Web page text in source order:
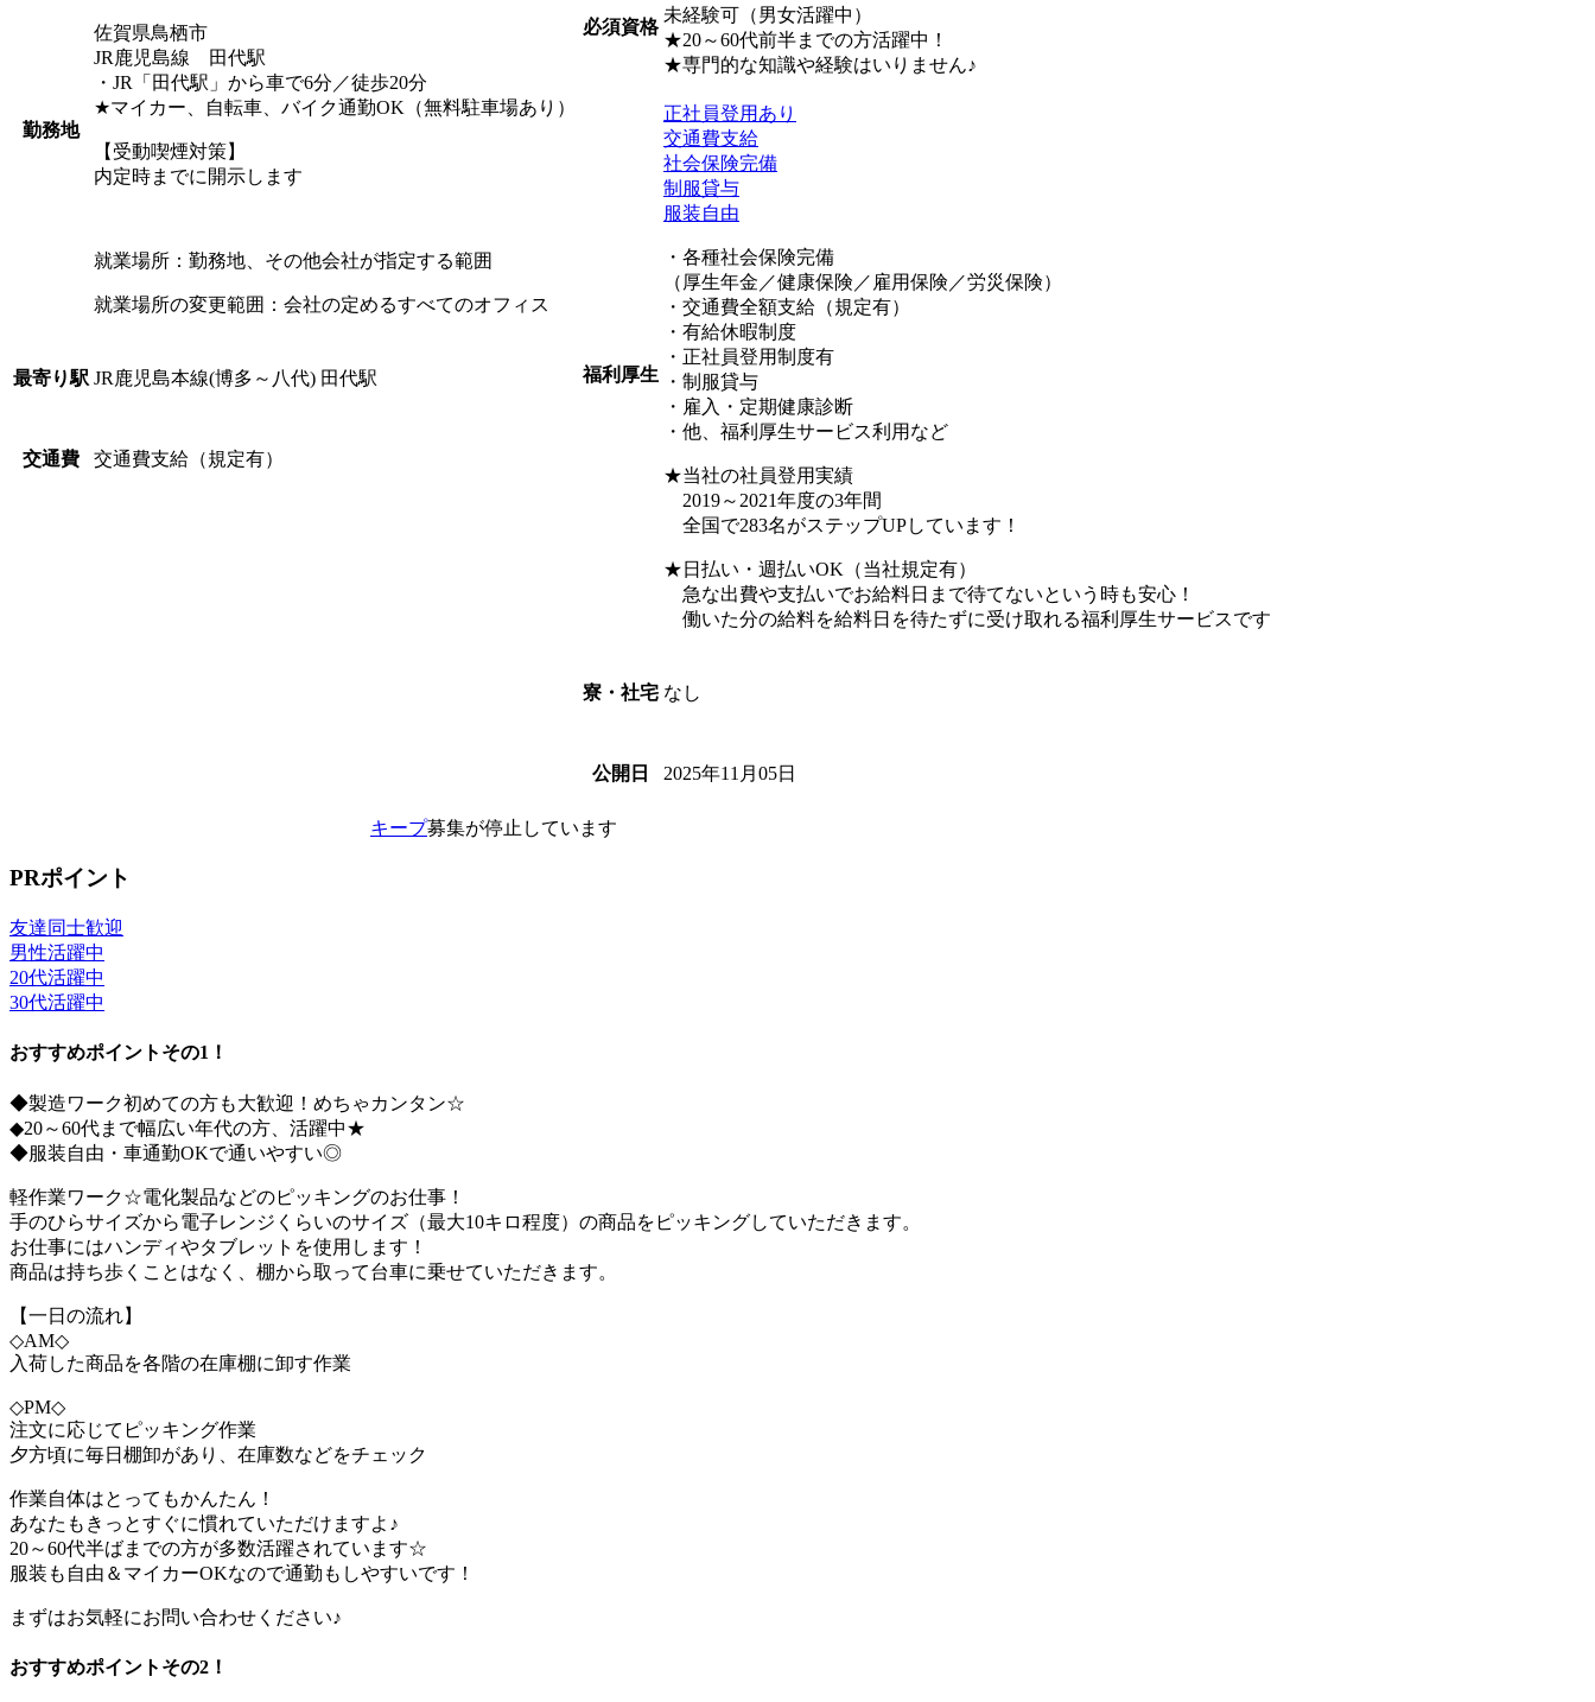
勤務地
佐賀県鳥栖市
JR鹿児島線 田代駅
・JR「田代駅」から車で6分／徒歩20分
★マイカー、自転車、バイク通勤OK（無料駐車場あり）
【受動喫煙対策】
内定時までに開示します
就業場所：勤務地、その他会社が指定する範囲
就業場所の変更範囲：会社の定めるすべてのオフィス
最寄り駅 JR鹿児島本線(博多～八代) 田代駅
交通費 交通費支給（規定有）
必須資格
未経験可（男女活躍中）
★20～60代前半までの方活躍中！
★専門的な知識や経験はいりません♪
福利厚生
正社員登用あり
交通費支給
社会保険完備
制服貸与
服装自由
・各種社会保険完備
（厚生年金／健康保険／雇用保険／労災保険）
・交通費全額支給（規定有）
・有給休暇制度
・正社員登用制度有
・制服貸与
・雇入・定期健康診断
・他、福利厚生サービス利用など
★当社の社員登用実績
2019～2021年度の3年間
全国で283名がステップUPしています！
★日払い・週払いOK（当社規定有）
急な出費や支払いでお給料日まで待てないという時も安心！
働いた分の給料を給料日を待たずに受け取れる福利厚生サービスです
寮・社宅 なし
公開日 2025年11月05日
キープ募集が停止しています
PRポイント
友達同士歓迎
男性活躍中
20代活躍中
30代活躍中
おすすめポイントその1！
◆製造ワーク初めての方も大歓迎！めちゃカンタン☆
◆20～60代まで幅広い年代の方、活躍中★
◆服装自由・車通勤OKで通いやすい◎
軽作業ワーク☆電化製品などのピッキングのお仕事！
手のひらサイズから電子レンジくらいのサイズ（最大10キロ程度）の商品をピッキングしていただきます。
お仕事にはハンディやタブレットを使用します！
商品は持ち歩くことはなく、棚から取って台車に乗せていただきます。
【一日の流れ】
◇AM◇
入荷した商品を各階の在庫棚に卸す作業
◇PM◇
注文に応じてピッキング作業
夕方頃に毎日棚卸があり、在庫数などをチェック
作業自体はとってもかんたん！
あなたもきっとすぐに慣れていただけますよ♪
20～60代半ばまでの方が多数活躍されています☆
服装も自由＆マイカーOKなので通勤もしやすいです！
まずはお気軽にお問い合わせください♪
おすすめポイントその2！